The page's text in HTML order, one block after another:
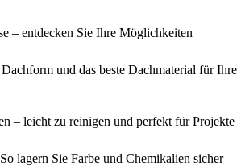
– entdecken Sie Ihre Möglichkeiten
und das beste Dachmaterial für Ihre
– leicht zu reinigen und perfekt für Projekte
lagern Sie Farbe und Chemikalien sicher